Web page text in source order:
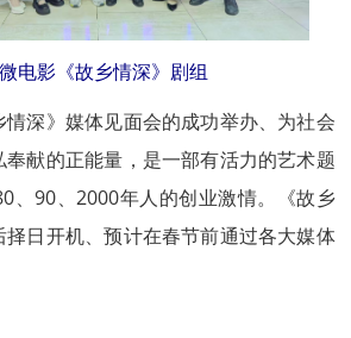
电影《故乡情深》剧组
深》媒体见面会的成功举办、为社会
献的正能量，是一部有活力的艺术题
、90、2000年人的创业激情。《故乡
日开机、预计在春节前通过各大媒体